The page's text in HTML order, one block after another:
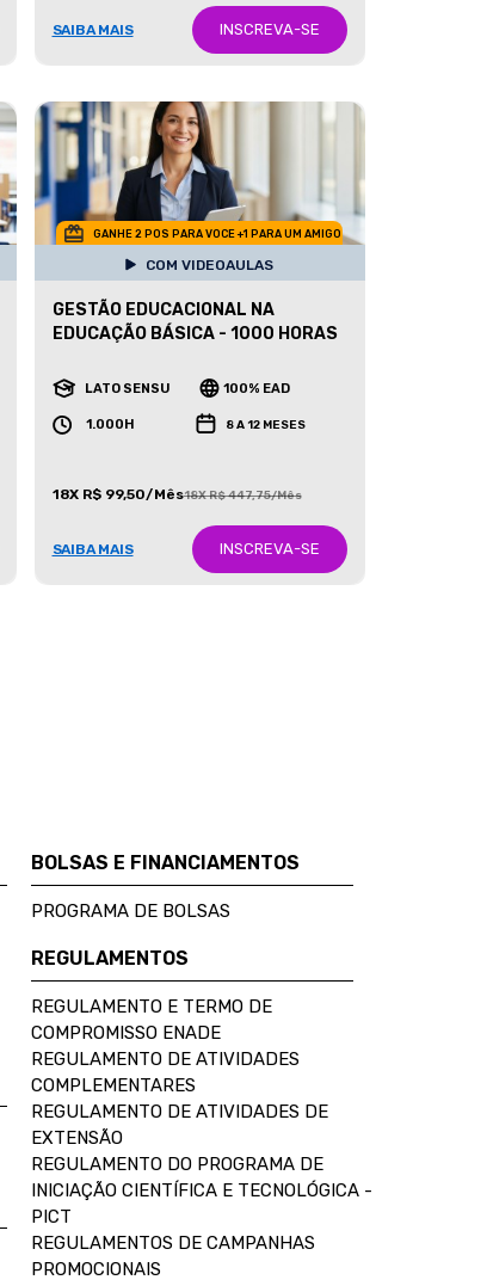
SAIBA MAIS INSCREVA-SE
GANHE 2 POS PARA VOCE +1 PARA UM AMIGO
COM VIDEOAULAS
GESTÃO EDUCACIONAL NA
EDUCAÇÃO BÁSICA - 1000 HORAS
LATO SENSU 100% EAD
1.000H 8 A 12 MESES
18X R$ 99,50/Mês18X R$ 447,75/Mês
SAIBA MAIS INSCREVA-SE
BOLSAS E FINANCIAMENTOS
PROGRAMA DE BOLSAS
REGULAMENTOS
REGULAMENTO E TERMO DE
COMPROMISSO ENADE
REGULAMENTO DE ATIVIDADES
COMPLEMENTARES
REGULAMENTO DE ATIVIDADES DE
EXTENSÃO
REGULAMENTO DO PROGRAMA DE
INICIAÇÃO CIENTÍFICA E TECNOLÓGICA -
PICT
REGULAMENTOS DE CAMPANHAS
PROMOCIONAIS